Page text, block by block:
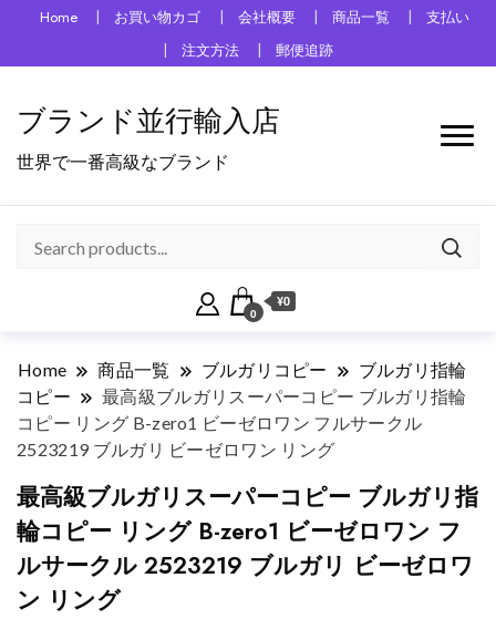
Home お買い物カゴ 会社概要 商品一覧
支払い
注文方法
郵便追跡
ブランド並行輸入店
世界で一番高級なブランド
0
¥0
Home 商品一覧 ブルガリコピー
ブルガリ指輪
コピー
最高級ブルガリスーパーコピー ブルガリ指輪
コピー リング B-zero1 ビーゼロワン フルサークル
2523219 ブルガリ ビーゼロワン リング
最高級ブルガリスーパーコピー ブルガリ指
輪コピー リング B-zero1 ビーゼロワン フ
ルサークル 2523219 ブルガリ ビーゼロワ
ン リング